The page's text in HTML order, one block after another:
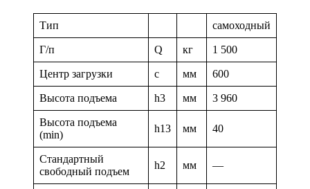
Тип самоходный
Г/п Q кг 1 500
Центр загрузки c мм 600
Высота подъема h3 мм 3 960
Высота подъема
(min)
h13 мм 40
Стандартный
свободный подъем
h2 мм —